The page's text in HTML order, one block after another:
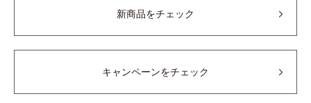
新商品をチェック
キャンペーンをチェック